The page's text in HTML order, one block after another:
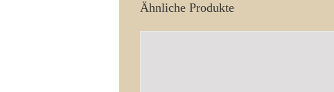
Ähnliche Produkte